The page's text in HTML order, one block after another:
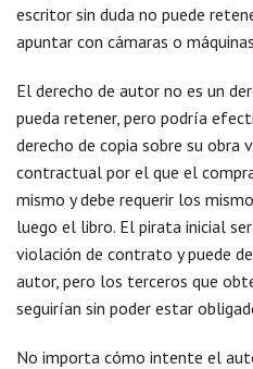
escritor sin duda no puede
apuntar con cámaras o
El derecho de autor no es un
pueda retener, pero podría
derecho de copia sobre su obra
contractual por el que el
mismo y debe requerir los
luego el libro. El pirata inicial
violación de contrato y puede
autor, pero los terceros que
seguirían sin poder estar
No importa cómo intente el